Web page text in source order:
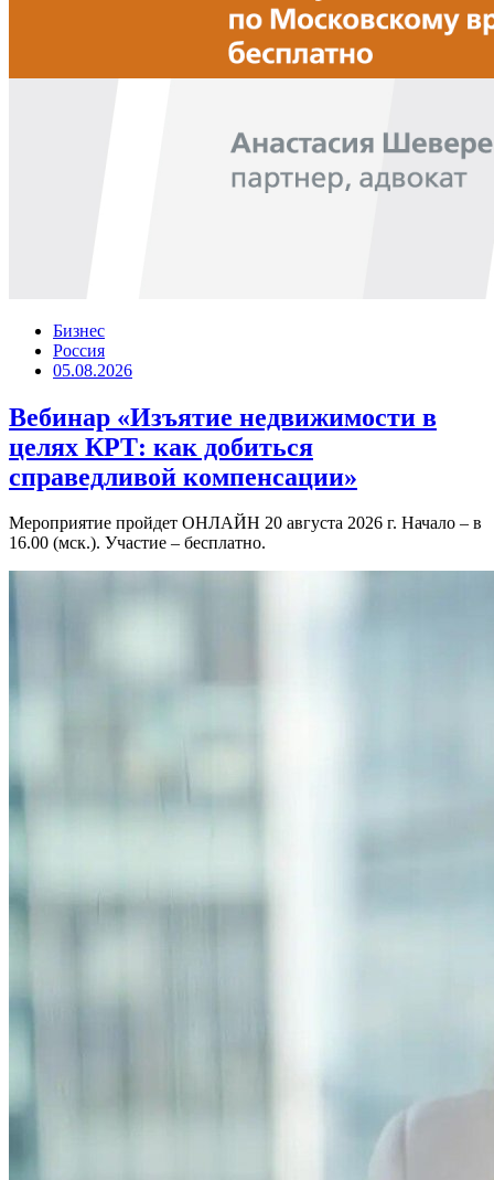
Бизнес
Россия
05.08.2026
Вебинар «Изъятие недвижимости в
целях КРТ: как добиться
справедливой компенсации»
Мероприятие пройдет ОНЛАЙН 20 августа 2026 г. Начало – в
16.00 (мск.). Участие – бесплатно.